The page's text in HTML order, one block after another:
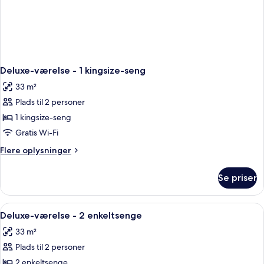
Deluxe-værelse - 1 kingsize-seng
33 m²
Plads til 2 personer
1 kingsize-seng
Gratis Wi-Fi
Flere oplysninger
Flere
værelse
1
seng
Se priser
Indlæs
alle
billeder
af
Et hotelværelse med to senge, en
2
Deluxe-værelse - 2 enkeltsenge
33 m²
Plads til 2 personer